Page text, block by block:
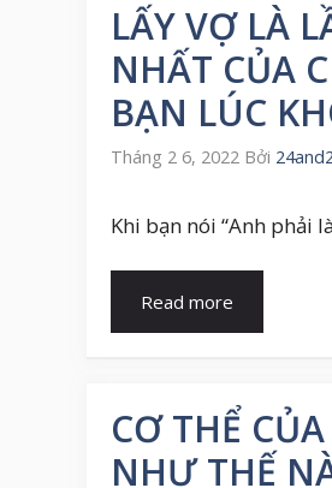
LẤY VỢ LÀ
NHẤT CỦA
BẠN LÚC
Tháng 2 6, 2022 Bởi
Khi bạn nói “Anh phải
Read more
CƠ THỂ
NHƯ THẾ